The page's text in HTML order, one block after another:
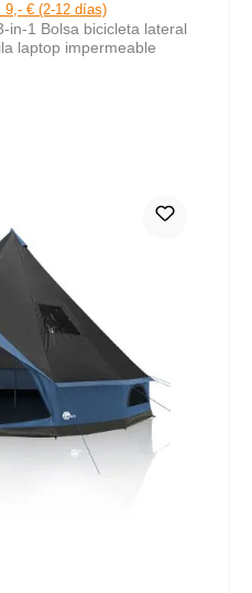
9,- € (2-12 días)
in-1 Bolsa bicicleta lateral
laptop impermeable